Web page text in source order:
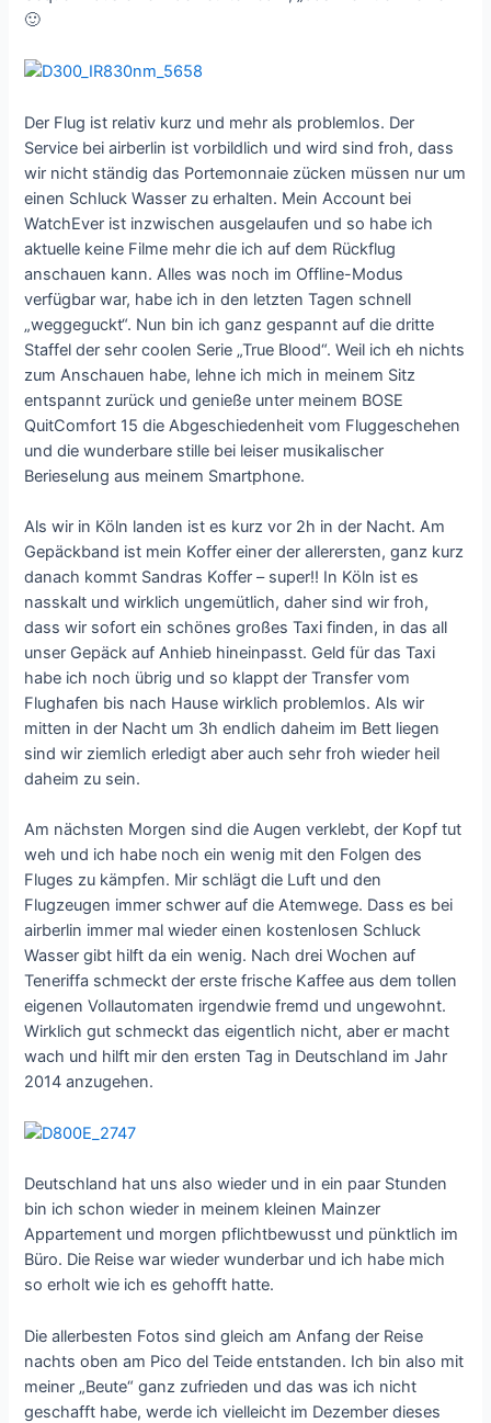
🙂
Der Flug ist relativ kurz und mehr als problemlos. Der
Service bei airberlin ist vorbildlich und wird sind froh, dass
wir nicht ständig das Portemonnaie zücken müssen nur um
einen Schluck Wasser zu erhalten. Mein Account bei
WatchEver ist inzwischen ausgelaufen und so habe ich
aktuelle keine Filme mehr die ich auf dem Rückflug
anschauen kann. Alles was noch im Offline-Modus
verfügbar war, habe ich in den letzten Tagen schnell
„weggeguckt“. Nun bin ich ganz gespannt auf die dritte
Staffel der sehr coolen Serie „True Blood“. Weil ich eh nichts
zum Anschauen habe, lehne ich mich in meinem Sitz
entspannt zurück und genieße unter meinem BOSE
QuitComfort 15 die Abgeschiedenheit vom Fluggeschehen
und die wunderbare stille bei leiser musikalischer
Berieselung aus meinem Smartphone.
Als wir in Köln landen ist es kurz vor 2h in der Nacht. Am
Gepäckband ist mein Koffer einer der allerersten, ganz kurz
danach kommt Sandras Koffer – super!! In Köln ist es
nasskalt und wirklich ungemütlich, daher sind wir froh,
dass wir sofort ein schönes großes Taxi finden, in das all
unser Gepäck auf Anhieb hineinpasst. Geld für das Taxi
habe ich noch übrig und so klappt der Transfer vom
Flughafen bis nach Hause wirklich problemlos. Als wir
mitten in der Nacht um 3h endlich daheim im Bett liegen
sind wir ziemlich erledigt aber auch sehr froh wieder heil
daheim zu sein.
Am nächsten Morgen sind die Augen verklebt, der Kopf tut
weh und ich habe noch ein wenig mit den Folgen des
Fluges zu kämpfen. Mir schlägt die Luft und den
Flugzeugen immer schwer auf die Atemwege. Dass es bei
airberlin immer mal wieder einen kostenlosen Schluck
Wasser gibt hilft da ein wenig. Nach drei Wochen auf
Teneriffa schmeckt der erste frische Kaffee aus dem tollen
eigenen Vollautomaten irgendwie fremd und ungewohnt.
Wirklich gut schmeckt das eigentlich nicht, aber er macht
wach und hilft mir den ersten Tag in Deutschland im Jahr
2014 anzugehen.
Deutschland hat uns also wieder und in ein paar Stunden
bin ich schon wieder in meinem kleinen Mainzer
Appartement und morgen pflichtbewusst und pünktlich im
Büro. Die Reise war wieder wunderbar und ich habe mich
so erholt wie ich es gehofft hatte.
Die allerbesten Fotos sind gleich am Anfang der Reise
nachts oben am Pico del Teide entstanden. Ich bin also mit
meiner „Beute“ ganz zufrieden und das was ich nicht
geschafft habe, werde ich vielleicht im Dezember dieses